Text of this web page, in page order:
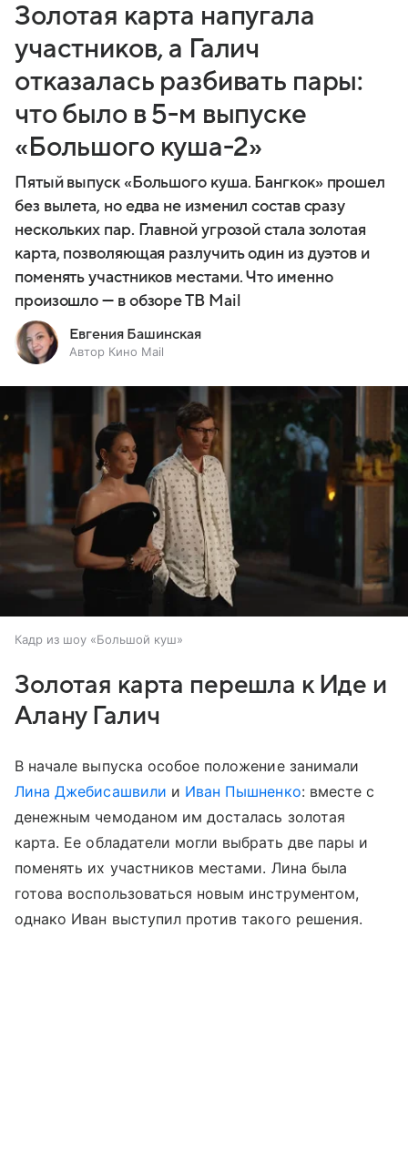
Золотая карта напугала
участников, а Галич
отказалась разбивать пары:
что было в 5-м выпуске
«Большого куша-2»
Пятый выпуск «Большого куша. Бангкок» прошел
без вылета, но едва не изменил состав сразу
нескольких пар. Главной угрозой стала золотая
карта, позволяющая разлучить один из дуэтов и
поменять участников местами. Что именно
произошло — в обзоре ТВ Mail
Евгения Башинская
Автор Кино Mail
Кадр из шоу «Большой куш»
Золотая карта перешла к Иде и
Алану Галич
В начале выпуска особое положение занимали
Лина Джебисашвили и Иван Пышненко: вместе с
денежным чемоданом им досталась золотая
карта. Ее обладатели могли выбрать две пары и
поменять их участников местами. Лина была
готова воспользоваться новым инструментом,
однако Иван выступил против такого решения.